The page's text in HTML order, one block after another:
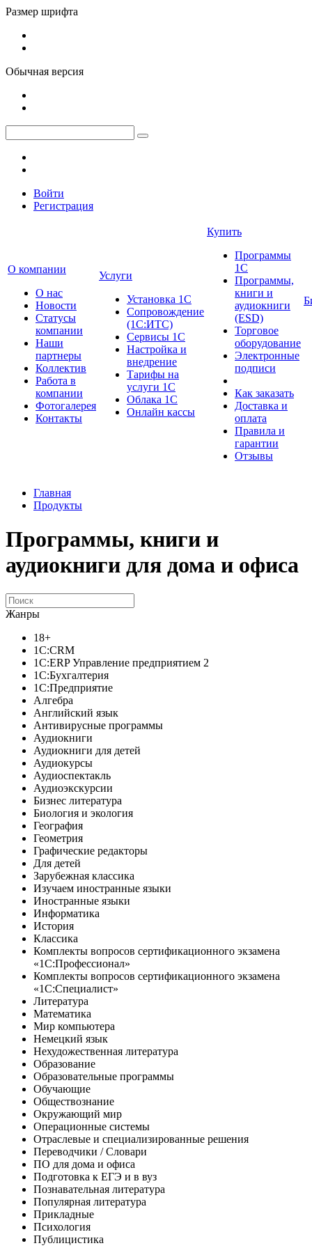
Размер шрифта
Обычная версия
Войти
Регистрация
О компании
О нас
Новости
Cтатусы
компании
Наши
партнеры
Коллектив
Работа в
компании
Фотогалерея
Контакты
Услуги
Установка 1С
Сопровождение
(1С:ИТС)
Сервисы 1С
Настройка и
внедрение
Тарифы на
услуги 1С
Облака 1С
Онлайн кассы
Купить
Программы
1С
Программы,
книги и
аудиокниги
(ESD)
Торговое
оборудование
Электронные
подписи
Как заказать
Доставка и
оплата
Правила и
гарантии
Отзывы
Главная
Продукты
Программы, книги и
аудиокниги для дома и офиса
Жанры
18+
1C:CRM
1С:ERP Управление предприятием 2
1С:Бухгалтерия
1С:Предприятие
Алгебра
Английский язык
Антивирусные программы
Аудиокниги
Аудиокниги для детей
Аудиокурсы
Аудиоспектакль
Аудиоэкскурсии
Бизнес литература
Биология и экология
География
Геометрия
Графические редакторы
Для детей
Зарубежная классика
Изучаем иностранные языки
Иностранные языки
Информатика
История
Классика
Комплекты вопросов сертификационного экзамена
«1С:Профессионал»
Комплекты вопросов сертификационного экзамена
«1С:Специалист»
Литература
Математика
Мир компьютера
Немецкий язык
Нехудожественная литература
Образование
Образовательные программы
Обучающие
Обществознание
Окружающий мир
Операционные системы
Отраслевые и специализированные решения
Переводчики / Словари
ПО для дома и офиса
Подготовка к ЕГЭ и в вуз
Познавательная литература
Популярная литература
Прикладные
Психология
Публицистика